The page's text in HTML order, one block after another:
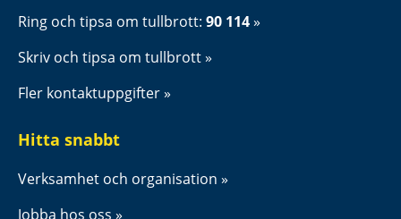
Ring och tipsa om tullbrott: 90 114
Skriv och tipsa om tullbrott
Fler kontaktuppgifter
Hitta snabbt
Verksamhet och organisation
Jobba hos oss